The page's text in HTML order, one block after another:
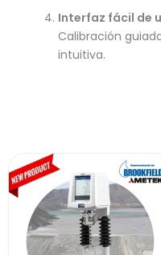
Interfaz fácil de
Calibración
intuitiva.